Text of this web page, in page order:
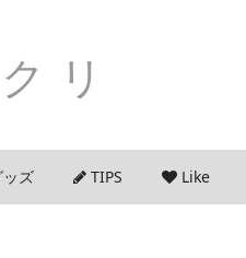
リ
ッズ TIPS Like